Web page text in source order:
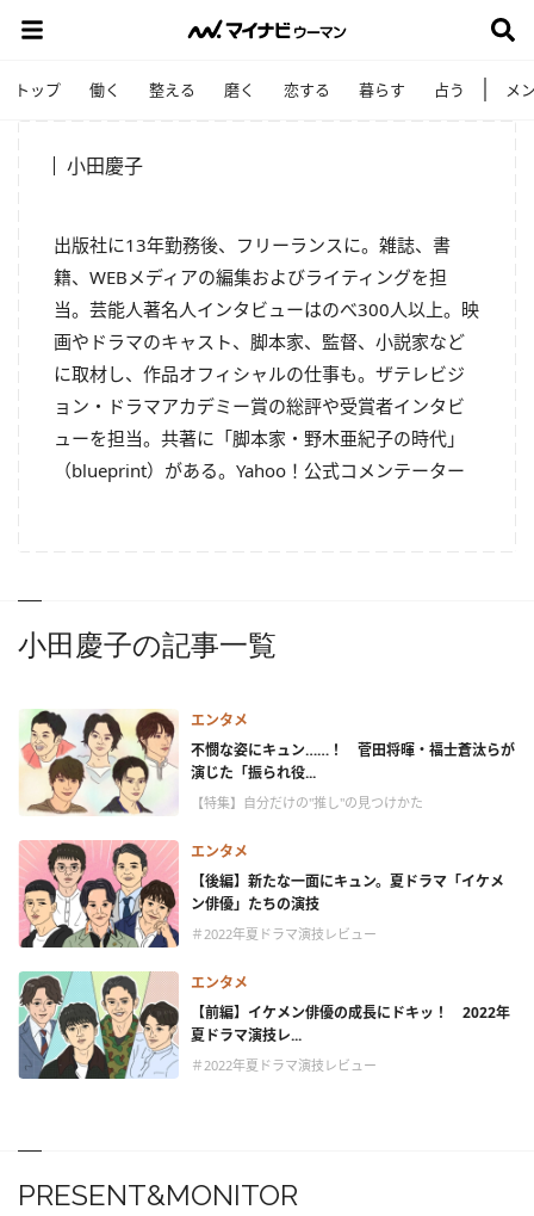
トップ 働く 整える 磨く 恋する 暮らす 占う メ
小田慶子
出版社に13年勤務後、フリーランスに。雑誌、書
籍、 WEBメディアの編集およびライティングを担
当。 芸能人著名人インタビューはのべ300人以上。 映
画やドラマのキャスト、脚本家、監督、小説家など
に取材し、 作品オフィシャルの仕事も。ザテレビジ
ョン・ ドラマアカデミー賞の総評や受賞者インタビ
ューを担当。共著に「脚本家・野木亜紀子の時代」
（blueprint）がある。 Yahoo！公式コメンテーター
小田慶子の記事一覧
エンタメ
不憫な姿にキュン……！ 菅田将暉・福士蒼汰らが
演じた「振られ役...
【特集】自分だけの"推し"の見つけかた
エンタメ
【後編】新たな一面にキュン。夏ドラマ「イケメ
ン俳優」たちの演技
＃2022年夏ドラマ演技レビュー
エンタメ
【前編】イケメン俳優の成長にドキッ！ 2022年
夏ドラマ演技レ...
＃2022年夏ドラマ演技レビュー
PRESENT&MONITOR